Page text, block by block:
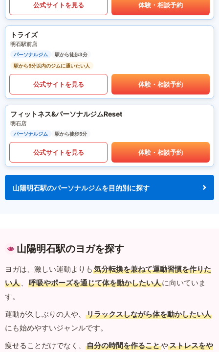
公式サイトを見る 体験・相談予約
トライズ
明石駅前店
パーソナルジム
駅から徒歩3分
駅から5分以内のジムに通いたい人
公式サイトを見る 体験・相談予約
フィットネス&パーソナルジムReset
明石店
パーソナルジム 駅から徒歩5分
公式サイトを見る 体験・相談予約
山陽明石駅のパーソナルジムを目的別に探す
山陽明石駅のヨガを探す
ヨガは、激しい運動よりも 気分転換を兼ねて運動習慣を作りた
い人 、 呼吸やポーズを通じて体を動かしたい人に向いていま
す。
運動が久しぶりの人や、
リラックスしながら体を動かしたい人
にも始めやすいジャンルです。
痩せることだけでなく、
自分の時間を作ることやストレスをや